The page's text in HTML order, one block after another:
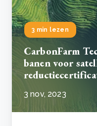
3 min lezen
CarbonFarm
banen voor
3 nov, 2023